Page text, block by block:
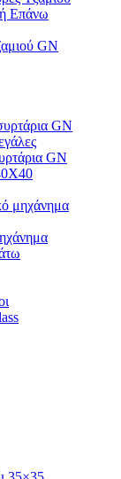
Επάνω
GN
GN
GN
μηχάνημα